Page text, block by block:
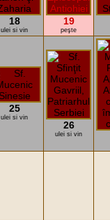
18
ulei si vin
19
peşte
25
ulei si vin
26
ulei si vin